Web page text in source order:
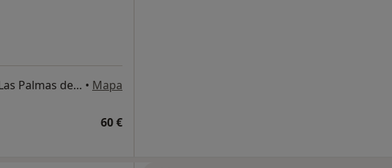
Calle Agustín Millares 18, Las Palmas de Gran Canaria • Mapa
60 €